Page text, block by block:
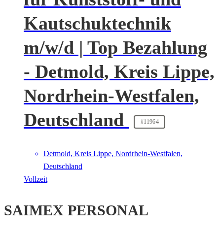
Kautschuktechnik
m/w/d | Top Bezahlung
- Detmold, Kreis Lippe,
Nordrhein-Westfalen,
Deutschland
#11964
Detmold, Kreis Lippe, Nordrhein-Westfalen,
Deutschland
Vollzeit
SAIMEX PERSONAL